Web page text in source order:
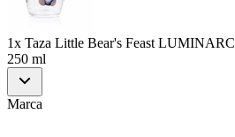
1x Taza Little Bear's Feast LUMINARC
250 ml
Marca